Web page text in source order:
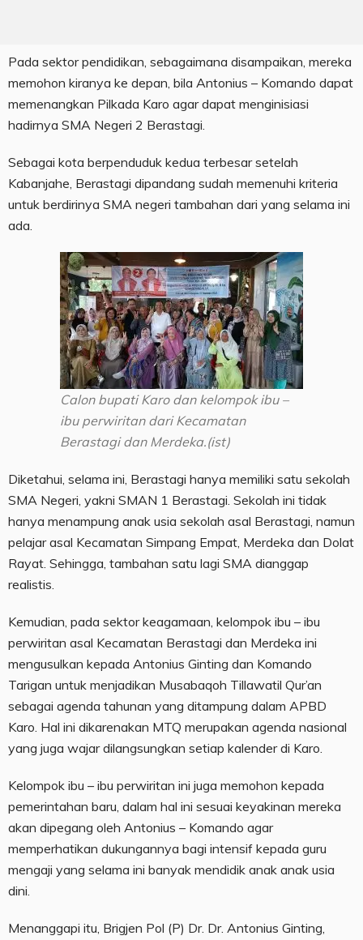
Pada sektor pendidikan, sebagaimana disampaikan, mereka
memohon kiranya ke depan, bila Antonius – Komando dapat
memenangkan Pilkada Karo agar dapat menginisiasi
hadirnya SMA Negeri 2 Berastagi.
Sebagai kota berpenduduk kedua terbesar setelah
Kabanjahe, Berastagi dipandang sudah memenuhi kriteria
untuk berdirinya SMA negeri tambahan dari yang selama ini
ada.
Calon bupati Karo dan kelompok ibu –
ibu perwiritan dari Kecamatan
Berastagi dan Merdeka.(ist)
Diketahui, selama ini, Berastagi hanya memiliki satu sekolah
SMA Negeri, yakni SMAN 1 Berastagi. Sekolah ini tidak
hanya menampung anak usia sekolah asal Berastagi, namun
pelajar asal Kecamatan Simpang Empat, Merdeka dan Dolat
Rayat. Sehingga, tambahan satu lagi SMA dianggap
realistis.
Kemudian, pada sektor keagamaan, kelompok ibu – ibu
perwiritan asal Kecamatan Berastagi dan Merdeka ini
mengusulkan kepada Antonius Ginting dan Komando
Tarigan untuk menjadikan Musabaqoh Tillawatil Qur’an
sebagai agenda tahunan yang ditampung dalam APBD
Karo. Hal ini dikarenakan MTQ merupakan agenda nasional
yang juga wajar dilangsungkan setiap kalender di Karo.
Kelompok ibu – ibu perwiritan ini juga memohon kepada
pemerintahan baru, dalam hal ini sesuai keyakinan mereka
akan dipegang oleh Antonius – Komando agar
memperhatikan dukungannya bagi intensif kepada guru
mengaji yang selama ini banyak mendidik anak anak usia
dini.
Menanggapi itu, Brigjen Pol (P) Dr. Dr. Antonius Ginting,